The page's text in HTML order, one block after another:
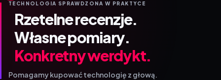
TECHNOLOGIA SPRAWDZONA W PRAKTYCE
Rzetelne recenzje.
Własne pomiary.
Konkretny werdykt.
Pomagamy kupować technologię z głową.